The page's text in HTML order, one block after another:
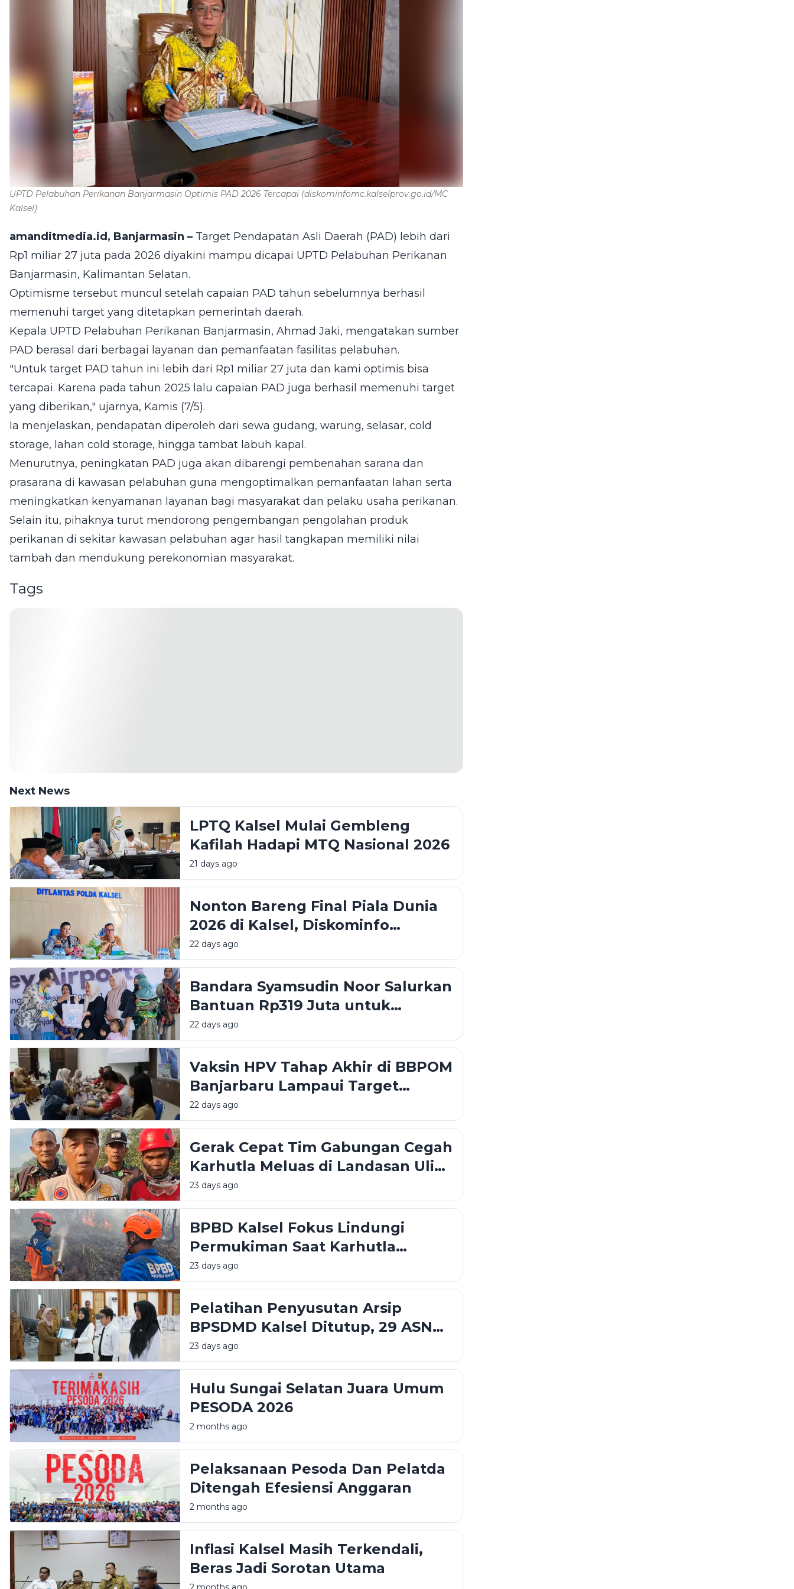
UPTD Pelabuhan Perikanan Banjarmasin Optimis PAD 2026 Tercapai (diskominfomc.kalselprov.go.id/MC
Kalsel)
amanditmedia.id, Banjarmasin – Target Pendapatan Asli Daerah (PAD) lebih dari
Rp1 miliar 27 juta pada 2026 diyakini mampu dicapai UPTD Pelabuhan Perikanan
Banjarmasin, Kalimantan Selatan.
Optimisme tersebut muncul setelah capaian PAD tahun sebelumnya berhasil
memenuhi target yang ditetapkan pemerintah daerah.
Kepala UPTD Pelabuhan Perikanan Banjarmasin, Ahmad Jaki, mengatakan sumber
PAD berasal dari berbagai layanan dan pemanfaatan fasilitas pelabuhan.
"Untuk target PAD tahun ini lebih dari Rp1 miliar 27 juta dan kami optimis bisa
tercapai. Karena pada tahun 2025 lalu capaian PAD juga berhasil memenuhi target
yang diberikan," ujarnya, Kamis (7/5).
Ia menjelaskan, pendapatan diperoleh dari sewa gudang, warung, selasar, cold
storage, lahan cold storage, hingga tambat labuh kapal.
Menurutnya, peningkatan PAD juga akan dibarengi pembenahan sarana dan
prasarana di kawasan pelabuhan guna mengoptimalkan pemanfaatan lahan serta
meningkatkan kenyamanan layanan bagi masyarakat dan pelaku usaha perikanan.
Selain itu, pihaknya turut mendorong pengembangan pengolahan produk
perikanan di sekitar kawasan pelabuhan agar hasil tangkapan memiliki nilai
tambah dan mendukung perekonomian masyarakat.
Tags
Next News
LPTQ Kalsel Mulai Gembleng
Kafilah Hadapi MTQ Nasional 2026
21 days ago
Nonton Bareng Final Piala Dunia
2026 di Kalsel, Diskominfo
Siapkan Dukungan Teknis
22 days ago
Bandara Syamsudin Noor Salurkan
Bantuan Rp319 Juta untuk
Stunting hingga Rumah Layak
Huni
22 days ago
Vaksin HPV Tahap Akhir di BBPOM
Banjarbaru Lampaui Target
Peserta
22 days ago
Gerak Cepat Tim Gabungan Cegah
Karhutla Meluas di Landasan Ulin
Timur
23 days ago
BPBD Kalsel Fokus Lindungi
Permukiman Saat Karhutla
Meluas di Banjarbaru
23 days ago
Pelatihan Penyusutan Arsip
BPSDMD Kalsel Ditutup, 29 ASN
Lulus
23 days ago
Hulu Sungai Selatan Juara Umum
PESODA 2026
2 months ago
Pelaksanaan Pesoda Dan Pelatda
Ditengah Efesiensi Anggaran
2 months ago
Inflasi Kalsel Masih Terkendali,
Beras Jadi Sorotan Utama